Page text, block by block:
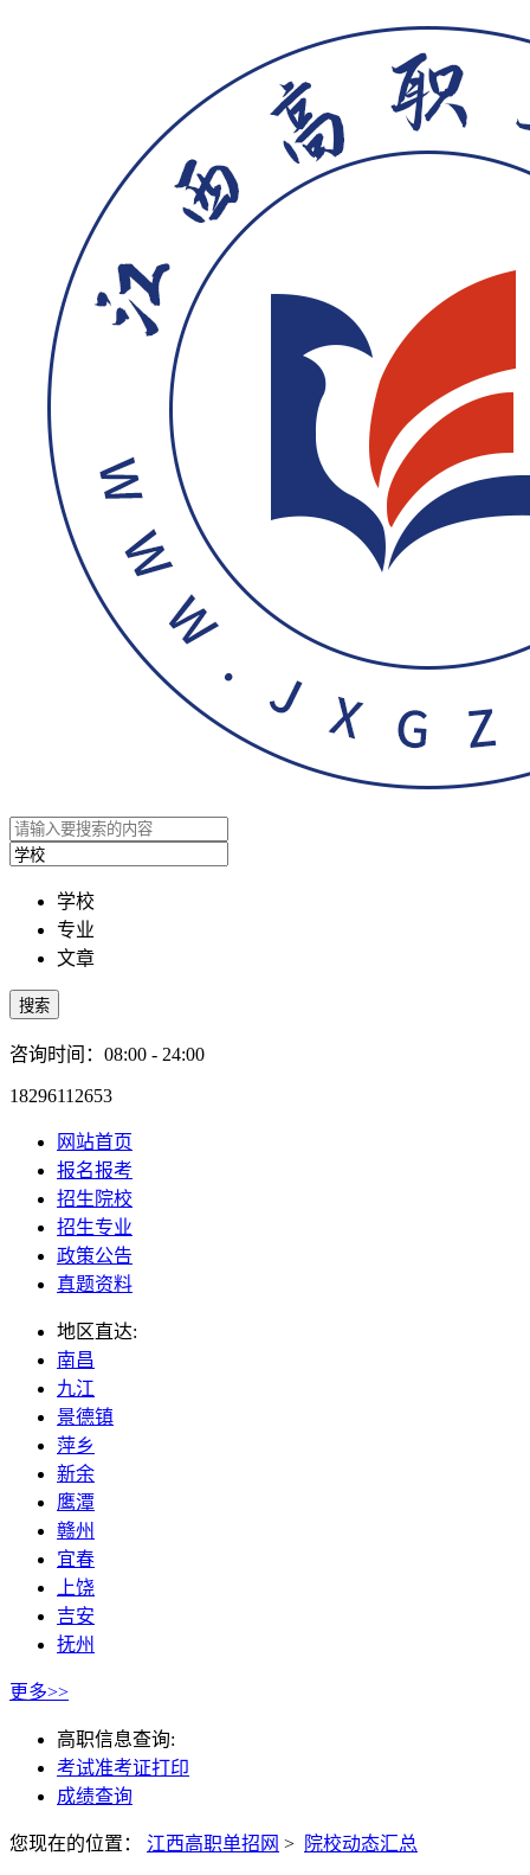
学校
专业
文章
搜索
咨询时间：08:00 - 24:00
18296112653
网站首页
报名报考
招生院校
招生专业
政策公告
真题资料
地区直达:
南昌
九江
景德镇
萍乡
新余
鹰潭
赣州
宜春
上饶
吉安
抚州
更多>>
高职信息查询:
考试准考证打印
成绩查询
您现在的位置： 江西高职单招网 > 院校动态汇总